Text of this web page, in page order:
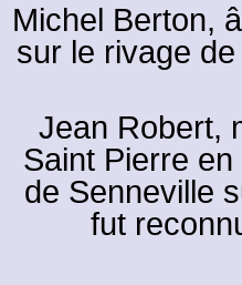
Michel Berton,
sur le rivage
Jean Robert,
Saint Pierre
de Senneville
fut